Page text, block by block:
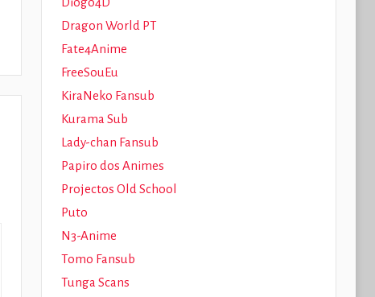
Dragon World PT
Fate4Anime
FreeSouEu
KiraNeko Fansub
Kurama Sub
Lady-chan Fansub
Papiro dos Animes
Projectos Old School
Puto
N3-Anime
Tomo Fansub
Tunga Scans